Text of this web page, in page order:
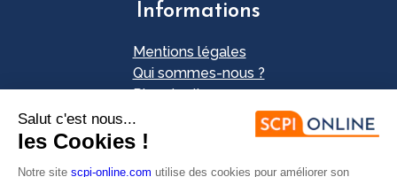
Informations
Mentions légales
Qui sommes-nous ?
Plan du site
Contact